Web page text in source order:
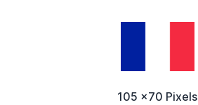
105 x70 Pixels